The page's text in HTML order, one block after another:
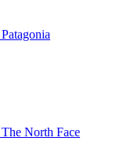
Patagonia
The North Face